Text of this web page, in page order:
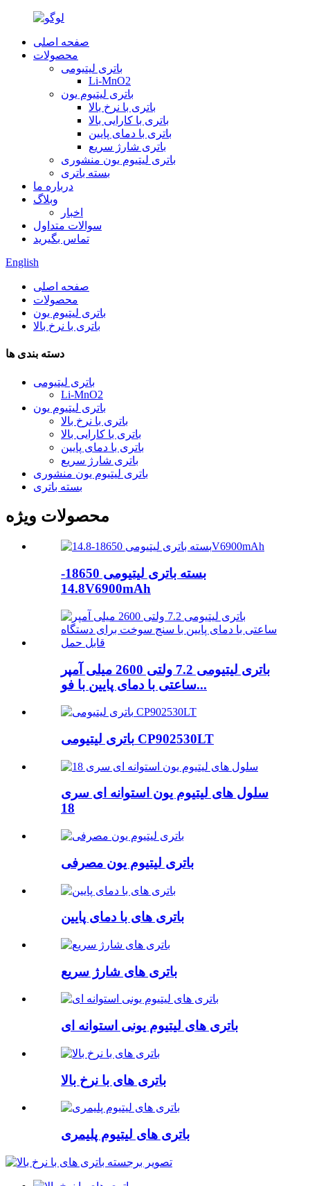
صفحه اصلی
محصولات
باتری لیتیومی
Li-MnO2
باتری لیتیوم یون
باتری با نرخ بالا
باتری با کارایی بالا
باتری با دمای پایین
باتری شارژ سریع
باتری لیتیوم یون منشوری
بسته باتری
درباره ما
وبلاگ
اخبار
سوالات متداول
تماس بگیرید
English
صفحه اصلی
محصولات
باتری لیتیوم یون
باتری با نرخ بالا
دسته بندی ها
باتری لیتیومی
Li-MnO2
باتری لیتیوم یون
باتری با نرخ بالا
باتری با کارایی بالا
باتری با دمای پایین
باتری شارژ سریع
باتری لیتیوم یون منشوری
بسته باتری
محصولات ویژه
بسته باتری لیتیومی 18650-
14.8V6900mAh
باتری لیتیومی 7.2 ولتی 2600 میلی آمپر
ساعتی با دمای پایین با فو...
باتری لیتیومی CP902530LT
سلول های لیتیوم یون استوانه ای سری
18
باتری لیتیوم یون مصرفی
باتری های با دمای پایین
باتری های شارژ سریع
باتری های لیتیوم یونی استوانه ای
باتری های با نرخ بالا
باتری های لیتیوم پلیمری